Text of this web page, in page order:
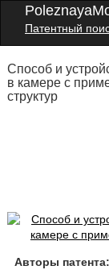
Патентный
Способ и
в камере с
структур
Авторы патента: